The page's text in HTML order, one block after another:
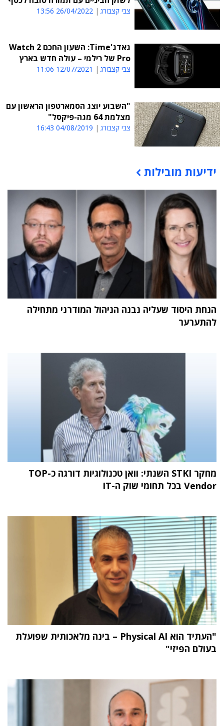
צבי קצבורג 26/04/2022 13:56
גאדג'Time: השעון החכם Watch 2
Pro של רילמי – עולה חדש בארץ
צבי קצבורג 12/07/2021 11:06
"השבוע יוצג הסמארטפון הראשון עם
מצלמת 64 מגה-פיקסל"
צבי קצבורג 04/08/2019 16:43
תוכן פרסומי
ידיעות מובילות
הנחת היסוד שעליה נבנה הניהול המודרני מתחילה
להתערער
מחקר STKI השנתי: וואן טכנולוגיות דורגה כ-TOP
Vendor בכל תחומי שוק ה-IT
"העתיד הוא Physical AI – בינה מלאכותית שפועלת
בעולם הפיזי"